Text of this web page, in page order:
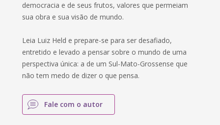
democracia e de seus frutos, valores que permeiam
sua obra e sua visão de mundo.
Leia Luiz Held e prepare-se para ser desafiado,
entretido e levado a pensar sobre o mundo de uma
perspectiva única: a de um Sul-Mato-Grossense que
não tem medo de dizer o que pensa.
Fale com o autor